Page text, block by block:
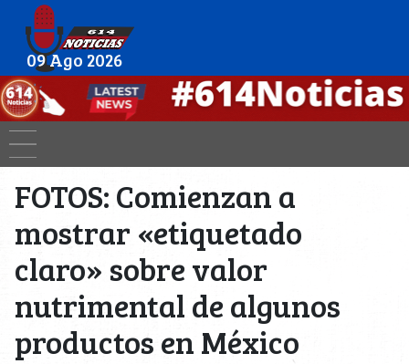
09 Ago 2026
FOTOS: Comienzan a
mostrar «etiquetado
claro» sobre valor
nutrimental de algunos
productos en México